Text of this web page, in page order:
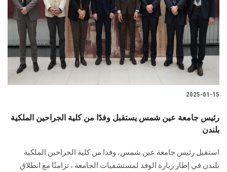
الطلاب
هيئة التدريس
الدراسات العليا
الزائـرون
2025-01-15
رئيس جامعة عين شمس يستقبل وفدًا من كلية الجراحين الملكية
بلندن
استقبل رئيس جامعة عين شمس، وفدا من كلية ‏الجراحين الملكية
بلندن في إطار زيارة الوفد لمستشفيات الجامعة ، تزامنًا مع انطلاق